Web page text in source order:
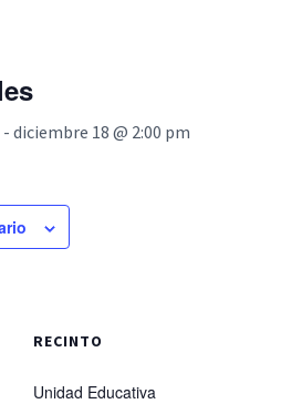
- diciembre 18 @ 2:00 pm
RECINTO
Unidad Educativa